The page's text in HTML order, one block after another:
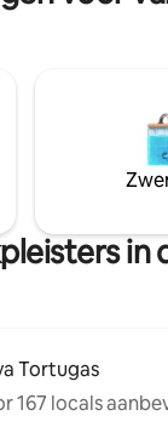
- geen
bagagerek.
**PRIJZEN
VOOR JE
in
Tortugas
167 locals